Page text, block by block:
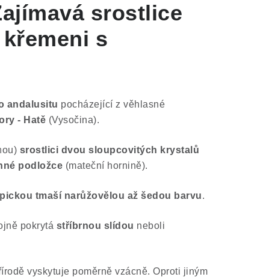
srostlice
s
andalusitu pocházející z věhlasné
- Hatě (Vysočina).
srostlici dvou sloupcovitých krystalů
podložce (mateční hornině).
tmaší narůžovělou až šedou barvu.
pokrytá stříbrnou slídou neboli
vyskytuje poměrně vzácně. Oproti jiným